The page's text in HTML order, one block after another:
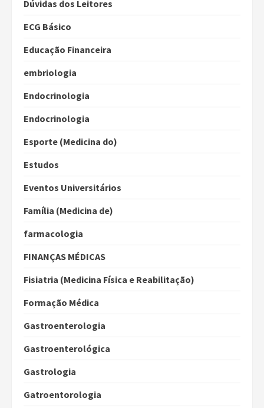
Dúvidas dos Leitores
ECG Básico
Educação Financeira
embriologia
Endocrinologia
Endocrinologia
Esporte (Medicina do)
Estudos
Eventos Universitários
Família (Medicina de)
farmacologia
FINANÇAS MÉDICAS
Fisiatria (Medicina Física e Reabilitação)
Formação Médica
Gastroenterologia
Gastroenterológica
Gastrologia
Gatroentorologia